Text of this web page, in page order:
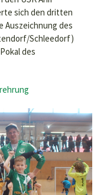
sich den dritten
Auszeichnung des
Schleedorf)
des